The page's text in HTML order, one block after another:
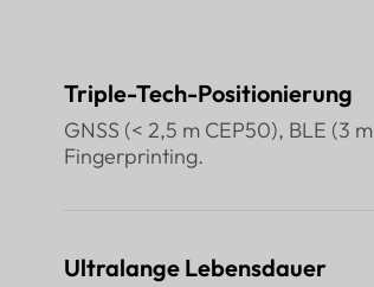
Triple-Tech-Positionierung
GNSS (< 2,5 m CEP50), BLE (3 m
Fingerprinting.
Ultralange Lebensdauer